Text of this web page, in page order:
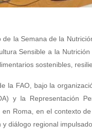
de la Semana de la
Sensible a la
sostenibles,
la FAO, bajo la
y la Representación
Roma, en el contexto
diálogo regional